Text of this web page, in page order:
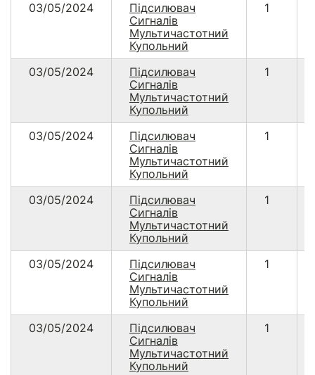
03/05/2024
Підсилювач
Сигналів
Мультичастотний
Купольний
1
03/05/2024
Підсилювач
Сигналів
Мультичастотний
Купольний
1
03/05/2024
Підсилювач
Сигналів
Мультичастотний
Купольний
1
03/05/2024
Підсилювач
Сигналів
Мультичастотний
Купольний
1
03/05/2024
Підсилювач
Сигналів
Мультичастотний
Купольний
1
03/05/2024
Підсилювач
Сигналів
Мультичастотний
Купольний
1